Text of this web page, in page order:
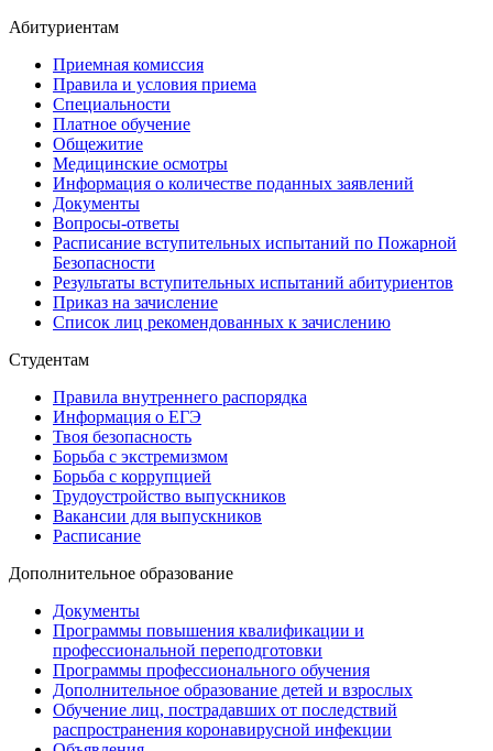
Абитуриентам
Приемная комиссия
Правила и условия приема
Специальности
Платное обучение
Общежитие
Медицинские осмотры
Информация о количестве поданных заявлений
Документы
Вопросы-ответы
Расписание вступительных испытаний по Пожарной
Безопасности
Результаты вступительных испытаний абитуриентов
Приказ на зачисление
Список лиц рекомендованных к зачислению
Студентам
Правила внутреннего распорядка
Информация о ЕГЭ
Твоя безопасность
Борьба с экстремизмом
Борьба с коррупцией
Трудоустройство выпускников
Вакансии для выпускников
Расписание
Дополнительное образование
Документы
Программы повышения квалификации и
профессиональной переподготовки
Программы профессионального обучения
Дополнительное образование детей и взрослых
Обучение лиц, пострадавших от последствий
распространения коронавирусной инфекции